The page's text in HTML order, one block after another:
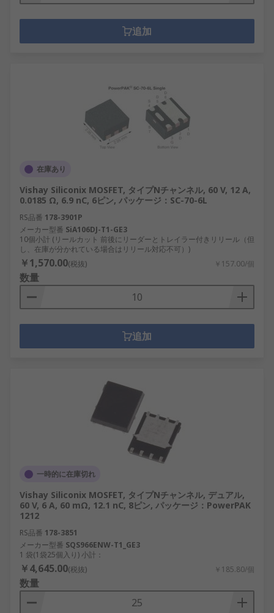
追加
在庫あり
Vishay Siliconix MOSFET, タイプNチャンネル, 60 V, 12 A,
0.0185 Ω, 6.9 nC, 6ピン, パッケージ：SC-70-6L
RS品番 178-3901P
メーカー型番 SiA106DJ-T1-GE3
10個小計 (リールカット 前後にリーダーとトレイラー付きリリール（但
し、在庫が分かれている場合はリリール対応不可）)
￥1,570.00(税抜) ￥157.00/個
数量
追加
一時的に在庫切れ
Vishay Siliconix MOSFET, タイプNチャンネル, デュアル,
60 V, 6 A, 60 mΩ, 12.1 nC, 8ピン, パッケージ：PowerPAK
1212
RS品番 178-3851
メーカー型番 SQS966ENW-T1_GE3
1 袋(1袋25個入り) 小計：
￥4,645.00(税抜) ￥185.80/個
数量